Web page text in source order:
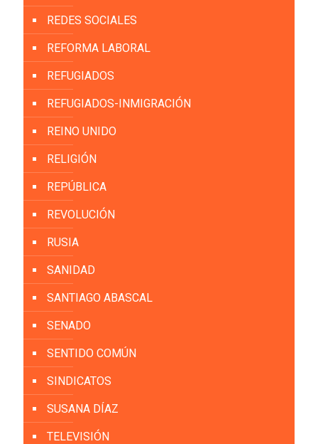
REDES SOCIALES
REFORMA LABORAL
REFUGIADOS
REFUGIADOS-INMIGRACIÓN
REINO UNIDO
RELIGIÓN
REPÚBLICA
REVOLUCIÓN
RUSIA
SANIDAD
SANTIAGO ABASCAL
SENADO
SENTIDO COMÚN
SINDICATOS
SUSANA DÍAZ
TELEVISIÓN